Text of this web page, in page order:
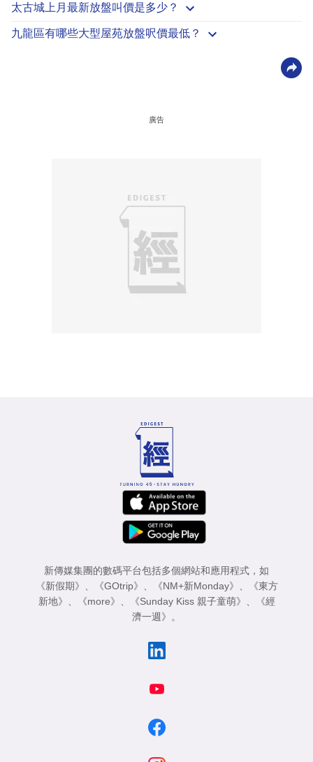
太古城上月最新放盤叫價是多少？
九龍區有哪些大型屋苑放盤呎價最低？
廣告
新傳媒集團的數碼平台包括多個網站和應用程式，如
《新假期》
《GOtrip》 《NM+新Monday》
《東方
新地》
《more》 《Sunday Kiss 親子童萌》
《經
濟一週》
。